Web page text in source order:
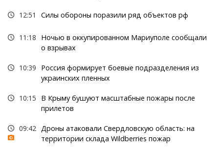
12:51 Силы обороны поразили ряд объектов рф
11:18
Ночью в оккупированном Мариуполе сообщали
о взрывах
10:39
Россия формирует боевые подразделения из
украинских пленных
10:15
В Крыму бушуют масштабные пожары после
прилетов
09:42 Дроны атаковали Свердловскую область: на
территории склада Wildberries пожар